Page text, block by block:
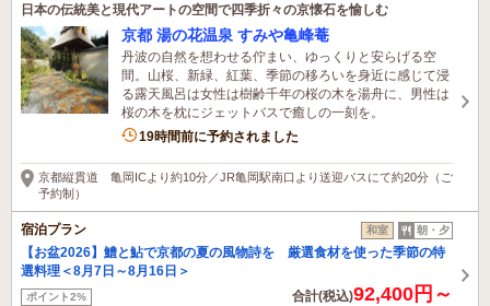
日本の伝統美と現代アートの空間で四季折々の京懐石を愉しむ
京都 湯の花温泉 すみや亀峰菴
丹波の自然を想わせる佇まい、ゆっくりと安らげる空
間。山桜、新緑、紅葉、季節の移ろいを身近に感じて浸
る露天風呂は女性は樹齢千年の桜の木を湯舟に、男性は
桜の木を枕にジェットバスで癒しの一刻を。
19時間前に予約されました
京都縦貫道 亀岡ICより約10分／JR亀岡駅南口より送迎バスにて約20分（ご
予約制）
宿泊プラン 和室 朝・夕
【お盆2026】鱧と鮎で京都の夏の風物詩を 厳選食材を使った季節の特
選料理＜8月7日～8月16日＞
ポイント2% 合計(税込)92,400円～